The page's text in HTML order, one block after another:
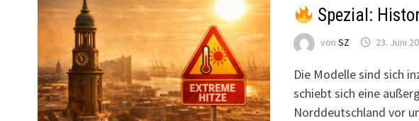
Spezial:
von SZ 23. Juni
Die Modelle sind sich
schiebt sich eine
Norddeutschland vor